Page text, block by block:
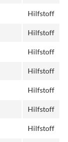
Hilfstoff
Hilfstoff
Hilfstoff
Hilfstoff
Hilfstoff
Hilfstoff
Hilfstoff